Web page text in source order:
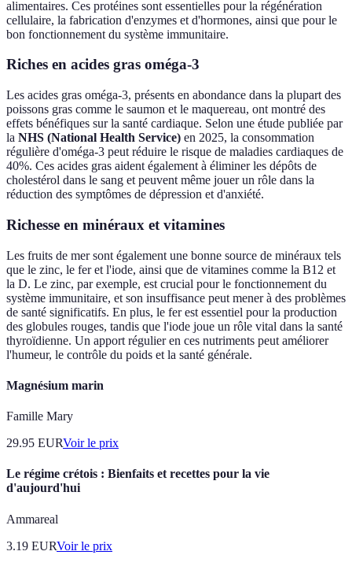
alimentaires. Ces protéines sont essentielles pour la régénération
cellulaire, la fabrication d'enzymes et d'hormones, ainsi que pour le
bon fonctionnement du système immunitaire.
Riches en acides gras oméga-3
Les acides gras oméga-3, présents en abondance dans la plupart des
poissons gras comme le saumon et le maquereau, ont montré des
effets bénéfiques sur la santé cardiaque. Selon une étude publiée par
la NHS (National Health Service) en 2025, la consommation
régulière d'oméga-3 peut réduire le risque de maladies cardiaques de
40%. Ces acides gras aident également à éliminer les dépôts de
cholestérol dans le sang et peuvent même jouer un rôle dans la
réduction des symptômes de dépression et d'anxiété.
Richesse en minéraux et vitamines
Les fruits de mer sont également une bonne source de minéraux tels
que le zinc, le fer et l'iode, ainsi que de vitamines comme la B12 et
la D. Le zinc, par exemple, est crucial pour le fonctionnement du
système immunitaire, et son insuffisance peut mener à des problèmes
de santé significatifs. En plus, le fer est essentiel pour la production
des globules rouges, tandis que l'iode joue un rôle vital dans la santé
thyroïdienne. Un apport régulier en ces nutriments peut améliorer
l'humeur, le contrôle du poids et la santé générale.
Magnésium marin
Famille Mary
29.95 EURVoir le prix
Le régime crétois : Bienfaits et recettes pour la vie
d'aujourd'hui
Ammareal
3.19 EURVoir le prix